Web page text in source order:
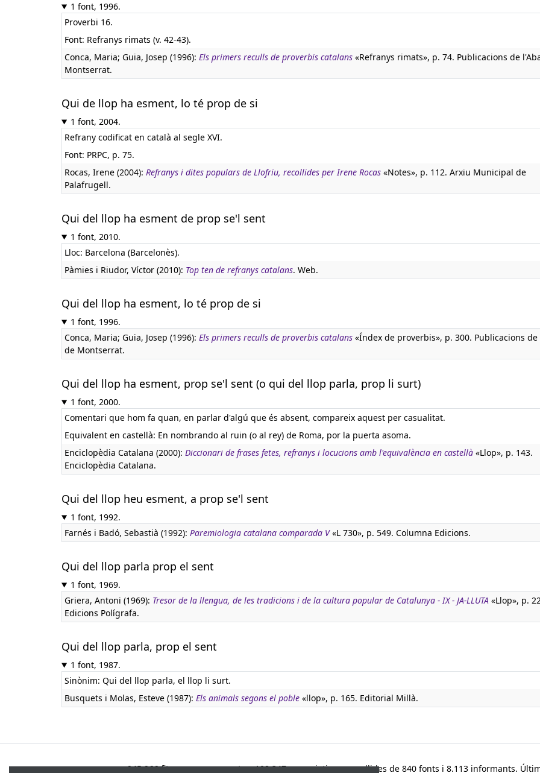
1 font, 1996.
Proverbi 16.
Font: Refranys rimats (v. 42-43).
Conca, Maria; Guia, Josep (1996): Els primers reculls de proverbis catalans «Refranys rimats», p. 74. Publicacions de
Montserrat.
Qui de llop ha esment, lo té prop de si
1 font, 2004.
Refrany codificat en català al segle XVI.
Font: PRPC, p. 75.
Rocas, Irene (2004): Refranys i dites populars de Llofriu, recollides per Irene Rocas «Notes», p. 112. Arxiu Municipal de
Palafrugell.
Qui del llop ha esment de prop se'l sent
1 font, 2010.
Lloc: Barcelona (Barcelonès).
Pàmies i Riudor, Víctor (2010): Top ten de refranys catalans. Web.
Qui del llop ha esment, lo té prop de si
1 font, 1996.
Conca, Maria; Guia, Josep (1996): Els primers reculls de proverbis catalans «Índex de proverbis», p. 300. Publicacions de
de Montserrat.
Qui del llop ha esment, prop se'l sent (o qui del llop parla, prop li surt)
1 font, 2000.
Comentari que hom fa quan, en parlar d'algú que és absent, compareix aquest per casualitat.
Equivalent en castellà: En nombrando al ruin (o al rey) de Roma, por la puerta asoma.
Enciclopèdia Catalana (2000): Diccionari de frases fetes, refranys i locucions amb l'equivalència en castellà «Llop», p. 143.
Enciclopèdia Catalana.
Qui del llop heu esment, a prop se'l sent
1 font, 1992.
Farnés i Badó, Sebastià (1992): Paremiologia catalana comparada V«L 730», p. 549. Columna Edicions.
Qui del llop parla prop el sent
1 font, 1969.
Griera, Antoni (1969): Tresor de la llengua, de les tradicions i de la cultura popular de Catalunya - IX - JA-LLUTA «Llop», p.
Edicions Polígrafa.
Qui del llop parla, prop el sent
1 font, 1987.
Sinònim: Qui del llop parla, el llop li surt.
Busquets i Molas, Esteve (1987): Els animals segons el poble «llop», p. 165. Editorial Millà.
945.966 fitxes, corresponents a 108.347 paremiotipus, recollides de 840 fonts i 8.113 informants.